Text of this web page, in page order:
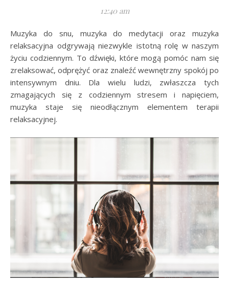
12:40 am
Muzyka do snu, muzyka do medytacji oraz muzyka
relaksacyjna odgrywają niezwykle istotną rolę w naszym
życiu codziennym. To dźwięki, które mogą pomóc nam się
zrelaksować, odprężyć oraz znaleźć wewnętrzny spokój po
intensywnym dniu. Dla wielu ludzi, zwłaszcza tych
zmagających się z codziennym stresem i napięciem,
muzyka staje się nieodłącznym elementem terapii
relaksacyjnej.